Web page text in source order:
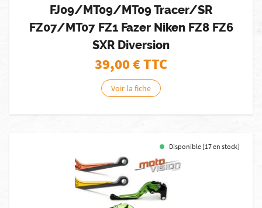
FJ09/MT09/MT09 Tracer/SR
FZ07/MT07 FZ1 Fazer Niken FZ8 FZ6
SXR Diversion
39,00€ TTC
Voir la fiche
Disponible [17 en stock]